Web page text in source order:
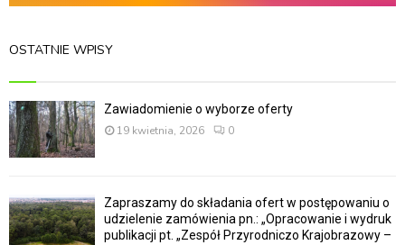
OSTATNIE WPISY
Zawiadomienie o wyborze oferty
19 kwietnia, 2026
0
Zapraszamy do składania ofert w postępowaniu o
udzielenie zamówienia pn.: „Opracowanie i wydruk
publikacji pt. „Zespół Przyrodniczo Krajobrazowy –